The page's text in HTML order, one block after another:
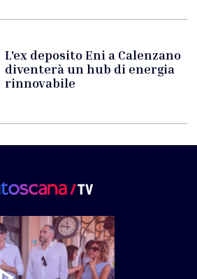
L'ex deposito Eni a Calenzano
diventerà un hub di energia
rinnovabile